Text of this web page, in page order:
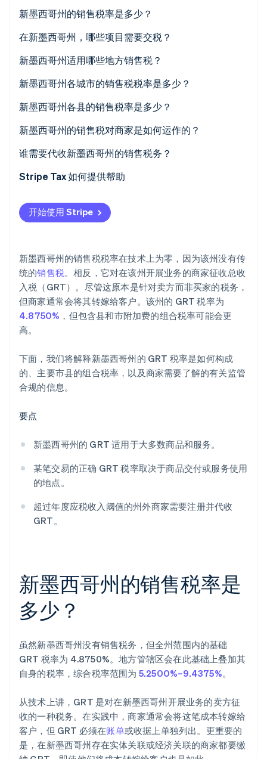
Stripe Sessions 2026
了解 Stripe 如何为 AI 构建经济基础设施。
立即观看
新墨西哥州的销售税率是多少？
在新墨西哥州，哪些项目需要交税？
新墨西哥州适用哪些地方销售税？
新墨西哥州各城市的销售税税率是多少？
新墨西哥州各县的销售税率是多少？
新墨西哥州的销售税对商家是如何运作的？
谁需要代收新墨西哥州的销售税务？
Stripe Tax 如何提供帮助
开始使用 Stripe
新墨西哥州的销售税税率在技术上为零，因为该州没有传
统的销售税。相反，它对在该州开展业务的商家征收总收
入税（GRT）。尽管这原本是针对卖方而非买家的税务，
但商家通常会将其转嫁给客户。该州的 GRT 税率为
4.8750% ，但包含县和市附加费的组合税率可能会更
高。
下面，我们将解释新墨西哥州的 GRT 税率是如何构成
的、主要市县的组合税率，以及商家需要了解的有关监管
合规的信息。
要点
新墨西哥州的 GRT 适用于大多数商品和服务。
某笔交易的正确 GRT 税率取决于商品交付或服务使用
的地点。
超过年度应税收入阈值的州外商家需要注册并代收
GRT。
新墨西哥州的销售税率是
多少？
虽然新墨西哥州没有销售税务，但全州范围内的基础
GRT 税率为 4.8750%。地方管辖区会在此基础上叠加其
自身的税率，综合税率范围为 5.2500%–9.4375%。
从技术上讲，GRT 是对在新墨西哥州开展业务的卖方征
收的一种税务。在实践中，商家通常会将这笔成本转嫁给
客户，但 GRT 必须在账单或收据上单独列出。更重要的
是，在新墨西哥州存在实体关联或经济关联的商家都要缴